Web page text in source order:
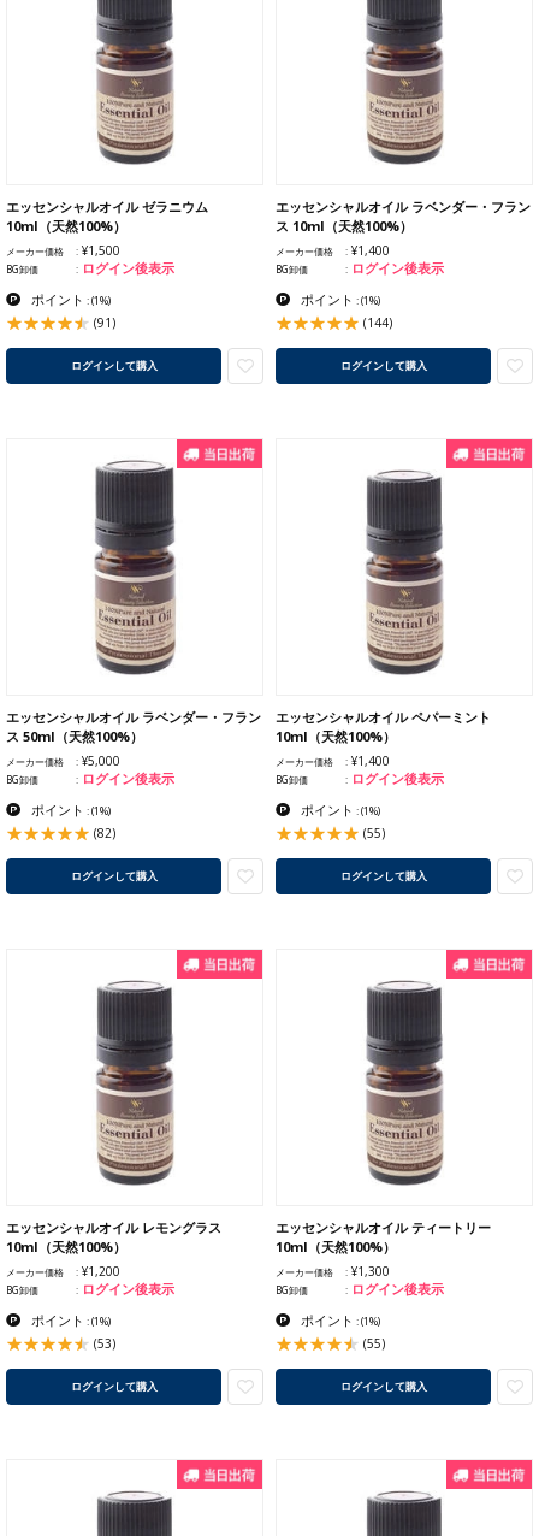
エッセンシャルオイル ゼラニウム
10ml（天然100%）
メーカー価格 ¥1,500
BG卸価 ログイン後表示
ポイント :(1%)
(91)
ログインして購入
エッセンシャルオイル ラベンダー・フラン
ス 10ml（天然100%）
メーカー価格 ¥1,400
BG卸価 ログイン後表示
ポイント :(1%)
(144)
ログインして購入
エッセンシャルオイル ラベンダー・フラン
ス 50ml（天然100%）
メーカー価格 ¥5,000
BG卸価 ログイン後表示
ポイント :(1%)
(82)
ログインして購入
エッセンシャルオイル ペパーミント
10ml（天然100%）
メーカー価格 ¥1,400
BG卸価 ログイン後表示
ポイント :(1%)
(55)
ログインして購入
エッセンシャルオイル レモングラス
10ml（天然100%）
メーカー価格 ¥1,200
BG卸価 ログイン後表示
ポイント :(1%)
(53)
ログインして購入
エッセンシャルオイル ティートリー
10ml（天然100%）
メーカー価格 ¥1,300
BG卸価 ログイン後表示
ポイント :(1%)
(55)
ログインして購入